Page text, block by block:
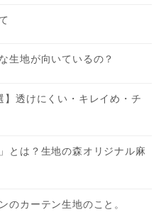
生地が向いているの？
】透けにくい・キレイめ・チ
とは？生地の森オリジナル麻
のカーテン生地のこと。